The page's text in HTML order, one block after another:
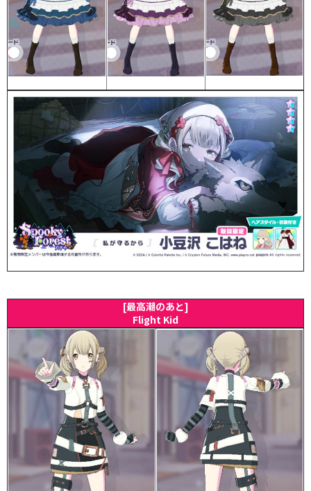
[最高潮のあと]
Flight Kid